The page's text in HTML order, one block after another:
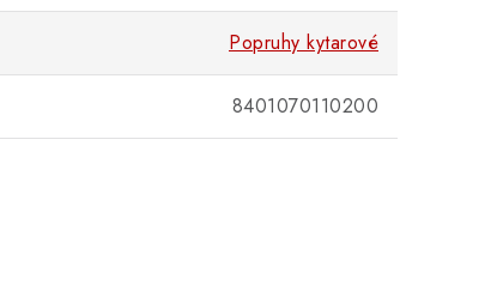
Popruhy kytarové
8401070110200